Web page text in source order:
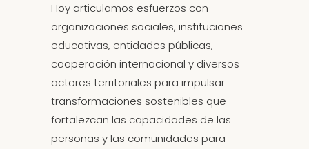
Hoy articulamos esfuerzos con
organizaciones sociales, instituciones
educativas, entidades públicas,
cooperación internacional y diversos
actores territoriales para impulsar
transformaciones sostenibles que
fortalezcan las capacidades de las
personas y las comunidades para